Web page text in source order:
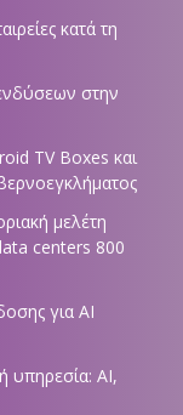
κατά τη
στην
TV Boxes και
μελέτη
centers 800
για AI
υπηρεσία: AI,